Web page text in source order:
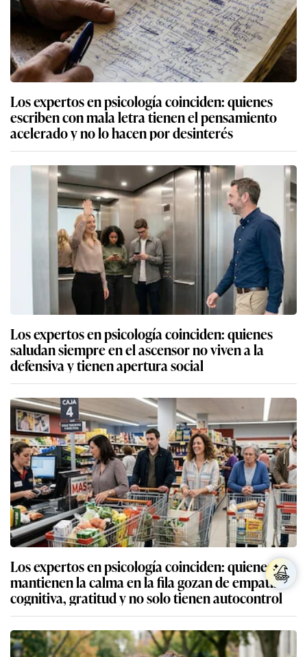
Los expertos en psicología coinciden: quienes
escriben con mala letra tienen el pensamiento
acelerado y no lo hacen por desinterés
Los expertos en psicología coinciden: quienes
saludan siempre en el ascensor no viven a la
defensiva y tienen apertura social
Los expertos en psicología coinciden: quienes
mantienen la calma en la fila gozan de empatía
cognitiva, gratitud y no solo tienen autocontrol